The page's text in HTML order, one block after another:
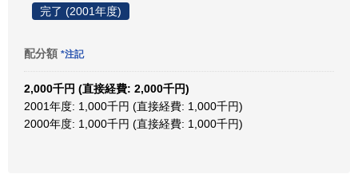
完了 (2001年度)
配分額 *注記
2,000千円 (直接経費: 2,000千円)
2001年度: 1,000千円 (直接経費: 1,000千円)
2000年度: 1,000千円 (直接経費: 1,000千円)